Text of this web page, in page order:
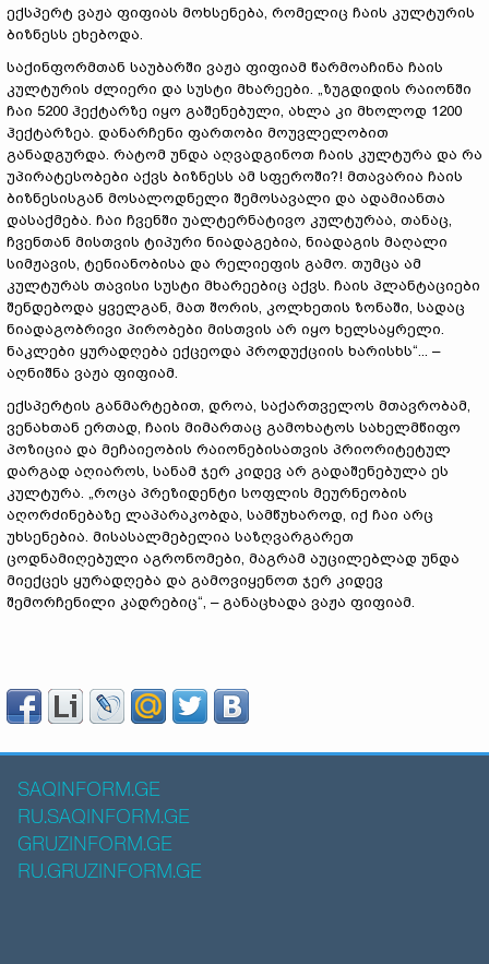
ექსპერტ ვაჟა ფიფიას მოხსენება, რომელიც ჩაის კულტურის
ბიზნესს ეხებოდა.
საქინფორმთან საუბარში ვაჟა ფიფიამ წარმოაჩინა ჩაის
კულტურის ძლიერი და სუსტი მხარეები. „ზუგდიდის რაიონში
ჩაი 5200 ჰექტარზე იყო გაშენებული, ახლა კი მხოლოდ 1200
ჰექტარზეა. დანარჩენი ფართობი მოუვლელობით
განადგურდა. რატომ უნდა აღვადგინოთ ჩაის კულტურა და რა
უპირატესობები აქვს ბიზნესს ამ სფეროში?! მთავარია ჩაის
ბიზნესისგან მოსალოდნელი შემოსავალი და ადამიანთა
დასაქმება. ჩაი ჩვენში უალტერნატივო კულტურაა, თანაც,
ჩვენთან მისთვის ტიპური ნიადაგებია, ნიადაგის მაღალი
სიმჟავის, ტენიანობისა და რელიეფის გამო. თუმცა ამ
კულტურას თავისი სუსტი მხარეებიც აქვს. ჩაის პლანტაციები
შენდებოდა ყველგან, მათ შორის, კოლხეთის ზონაში, სადაც
ნიადაგობრივი პირობები მისთვის არ იყო ხელსაყრელი.
ნაკლები ყურადღება ექცეოდა პროდუქციის ხარისხს“... –
აღნიშნა ვაჟა ფიფიამ.
ექსპერტის განმარტებით, დროა, საქართველოს მთავრობამ,
ვენახთან ერთად, ჩაის მიმართაც გამოხატოს სახელმწიფო
პოზიცია და მეჩაიეობის რაიონებისათვის პრიორიტეტულ
დარგად აღიაროს, სანამ ჯერ კიდევ არ გადაშენებულა ეს
კულტურა. „როცა პრეზიდენტი სოფლის მეურნეობის
აღორძინებაზე ლაპარაკობდა, სამწუხაროდ, იქ ჩაი არც
უხსენებია. მისასალმებელია საზღვარგარეთ
ცოდნამიღებული აგრონომები, მაგრამ აუცილებლად უნდა
მიექცეს ყურადღება და გამოვიყენოთ ჯერ კიდევ
შემორჩენილი კადრებიც“, – განაცხადა ვაჟა ფიფიამ.
SAQINFORM.GE
RU.SAQINFORM.GE
GRUZINFORM.GE
RU.GRUZINFORM.GE